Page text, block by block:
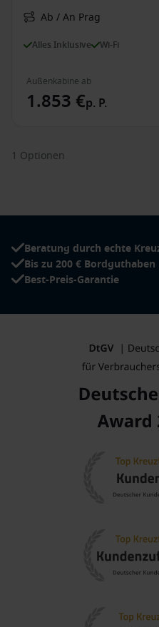
Ab / An Prag
Alles Inklusive Wi-Fi
Außenkabine ab
1.853 €p. P.
1 Optionen
Beratung durch echte
Bis zu 200 € Bordguthaben
Best-Preis-Garantie